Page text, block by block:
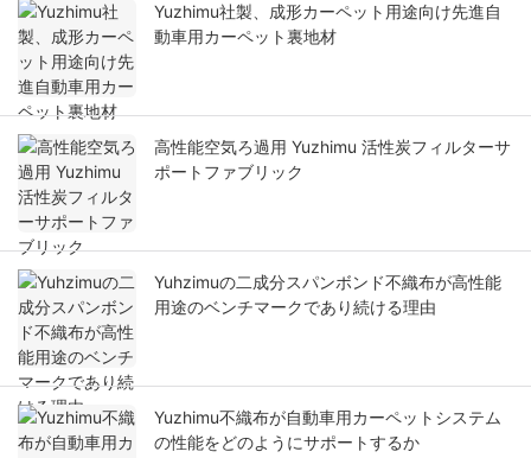
Yuzhimu社製、成形カーペット用途向け先進自
動車用カーペット裏地材
高性能空気ろ過用 Yuzhimu 活性炭フィルターサ
ポートファブリック
Yuhzimuの二成分スパンボンド不織布が高性能
用途のベンチマークであり続ける理由
Yuzhimu不織布が自動車用カーペットシステム
の性能をどのようにサポートするか